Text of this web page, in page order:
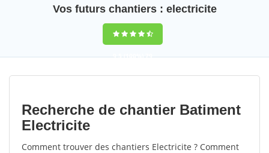
Vos futurs chantiers : electricite
9,5(100%)79
votes
Recherche de chantier Batiment
Electricite
Comment trouver des chantiers Electricite ? Comment